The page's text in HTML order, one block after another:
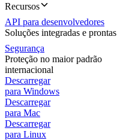
Recursos
API para desenvolvedores
Soluções integradas e prontas
Segurança
Proteção no maior padrão
internacional
Descarregar
para Windows
Descarregar
para Mac
Descarregar
para Linux